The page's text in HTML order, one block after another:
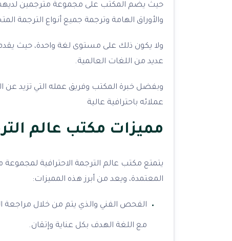
حيث يضم المكتب على مجموعة مترجمين لديهم
والأوراق الهامة وترجمة جميع أنواع الترجمة
ولا يكون ذلك على مستوى لغة واحدة، حيث يقدم
عديد من اللغات العالمية.
عملائه باحترافية عالية
مميزات مكتب عالم
يتمتع مكتب عالم الترجمة الاحترافية
المعتمدة، ويعد من أبرز هذه المميزات:
الفحص الفني والذي يتم من خلال مراجعة
مع اللغة الهدف بكل عناية وإتقان.